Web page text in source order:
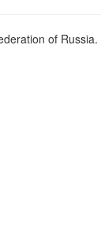
of